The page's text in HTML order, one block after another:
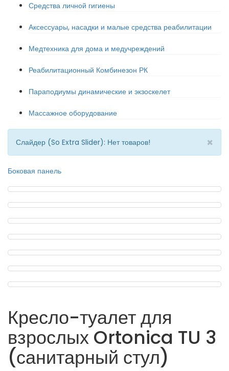
Средства личной гигиены
Аксессуары, насадки и малые средства реабилитации
Медтехника для дома и медучреждений
Реабилитационный Комбинезон РК
Параподиумы динамические и экзоскелет
Массажное оборудование
Слайдер (So Extra Slider): Нет товаров! ×
Боковая панель
Кресло-туалет для
взрослых Ortonica TU 3
(санитарный стул)